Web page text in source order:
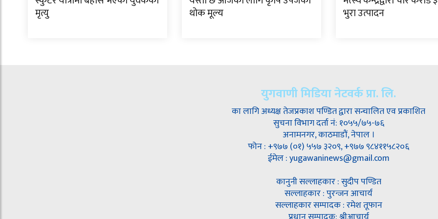
मृत्यु थोक मूल्य भुरा उत्पादन
युगवाणी मिडिया नेटवर्क प्रा. लि.
का लागि अध्यक्ष तेजप्रकाश पण्डित द्वारा सन्चालित एव प्रकाशित
सुचना विभाग दर्ता नं: १०५५/७५-७६
अनामनगर, काठमाडौं, नेपाल ।
फोन : +९७७ (०१) ५५७ ३२०९, +९७७ ९८४११५८२०६
ईमेल : yugawaninews@gmail.com
कानुनी सल्लाहकार : सुदीप पण्डित
सल्लाहकार : पुरन्जन आचार्य
सल्लाहकार सम्पादक : रमेश तूफान